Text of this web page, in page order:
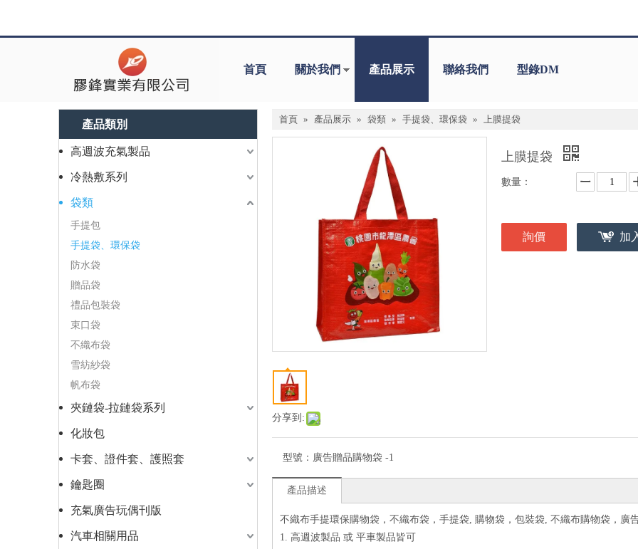
首頁 關於我們 產品展示 聯絡我們 型錄DM
產品類別
高週波充氣製品
冷熱敷系列
袋類
手提包
手提袋、環保袋
防水袋
贈品袋
禮品包裝袋
束口袋
不織布袋
雪紡紗袋
帆布袋
夾鏈袋-拉鏈袋系列
化妝包
卡套、證件套、護照套
鑰匙圈
充氣廣告玩偶刊版
汽車相關用品
首頁 » 產品展示 » 袋類 » 手提袋、環保袋 » 上膜提袋
分享到:
上膜提袋
數量：
詢價 加
型號： 廣告贈品購物袋 -1
產品描述
不織布手提環保購物袋，不織布袋，手提袋, 購物袋，包裝袋, 不織布購物袋，廣
1. 高週波製品 或 平車製品皆可